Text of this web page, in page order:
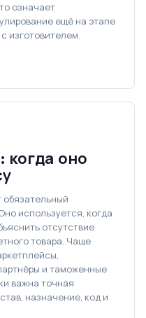
означает
ещё на этапе
изготовителем.
когда оно
используется, когда
отсутствие
товара. Чаще
и таможенные
важна точная
назначение, код и